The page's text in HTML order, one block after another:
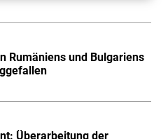
Rumäniens und Bulgariens
Überarbeitung der